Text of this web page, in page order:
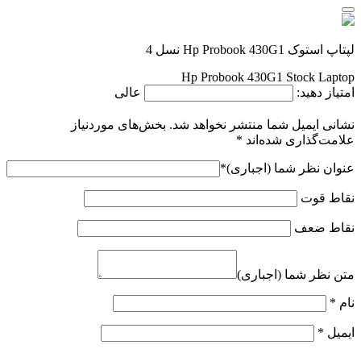
لپتاپ استوک Hp Probook 430G1 نسل 4
Hp Probook 430G1 Stock Laptop
امتیاز دهید:
عالی
نشانی ایمیل شما منتشر نخواهد شد. بخش‌های موردنیاز
علامت‌گذاری شده‌اند *
عنوان نظر شما (اجباری)*
نقاط قوت
نقاط ضعف
متن نظر شما (اجباری)
نام *
ایمیل *